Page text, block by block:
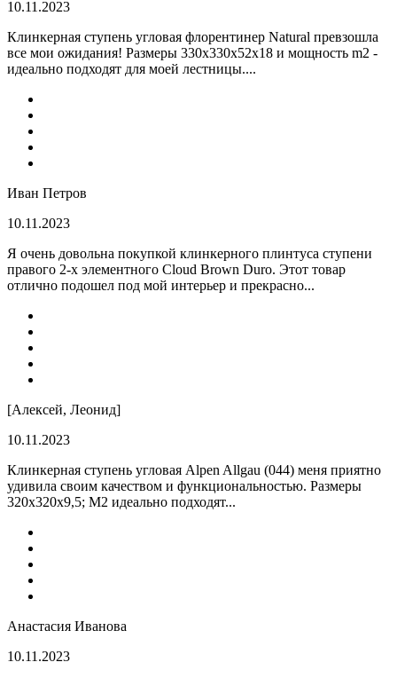
10.11.2023
Клинкерная ступень угловая флорентинер Natural превзошла
все мои ожидания! Размеры 330х330х52х18 и мощность m2 -
идеально подходят для моей лестницы....
Иван Петров
10.11.2023
Я очень довольна покупкой клинкерного плинтуса ступени
правого 2-х элементного Cloud Brown Duro. Этот товар
отлично подошел под мой интерьер и прекрасно...
[Алексей, Леонид]
10.11.2023
Клинкерная ступень угловая Alpen Allgau (044) меня приятно
удивила своим качеством и функциональностью. Размеры
320x320x9,5; M2 идеально подходят...
Анастасия Иванова
10.11.2023